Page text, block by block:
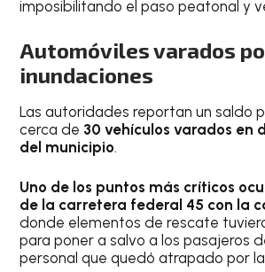
imposibilitando el paso peatonal y
Automóviles varados
inundaciones
Las autoridades reportan un saldo
cerca de 30 vehículos varados en
del municipio.
Uno de los puntos más críticos
de la carretera federal 45 con la
donde elementos de rescate
para poner a salvo a los pasajeros
personal que quedó atrapado por